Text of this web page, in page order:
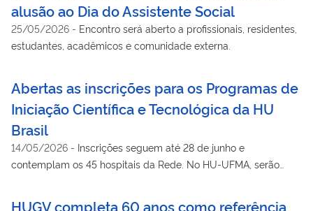
alusão ao Dia do Assistente Social
25/05/2026 - Encontro será aberto a profissionais, residentes,
estudantes, acadêmicos e comunidade externa.
Abertas as inscrições para os Programas de
Iniciação Científica e Tecnológica da HU
Brasil
14/05/2026 - Inscrições seguem até 28 de junho e
contemplam os 45 hospitais da Rede. No HU-UFMA, serão
HUGV completa 60 anos como referência